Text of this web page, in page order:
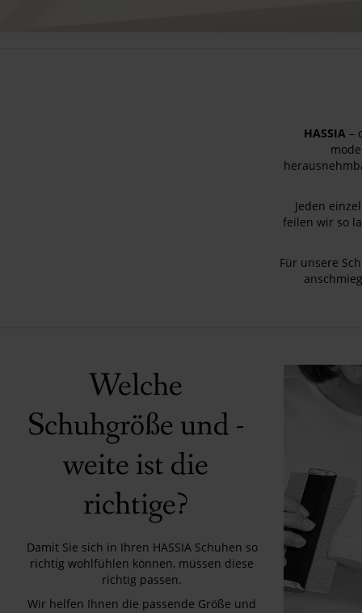
HASSIA –
Jeden
feilen wir so
Für unsere
Welche
Schuhgröße und -
weite ist die
richtige?
Damit Sie sich in Ihren HASSIA Schuhen so
richtig wohlfühlen können, müssen diese
richtig passen.
Wir helfen Ihnen die passende Größe und